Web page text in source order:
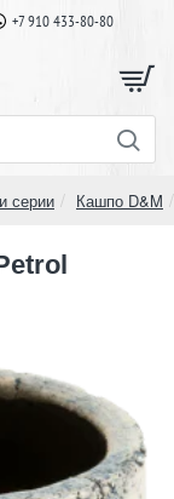
+7 910 433-80-80
серии Кашпо D&M